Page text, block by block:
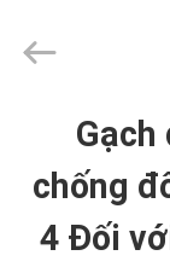
SẢN
FOSHAN
chống
4 Đối